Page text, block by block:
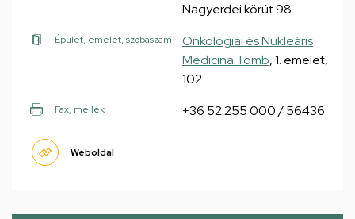
Nagyerdei körút 98.
Épület, emelet, szobaszám
Onkológiai és Nukleáris
Medicina Tömb, 1. emelet,
102
Fax, mellék +36 52 255 000 / 56436
Weboldal